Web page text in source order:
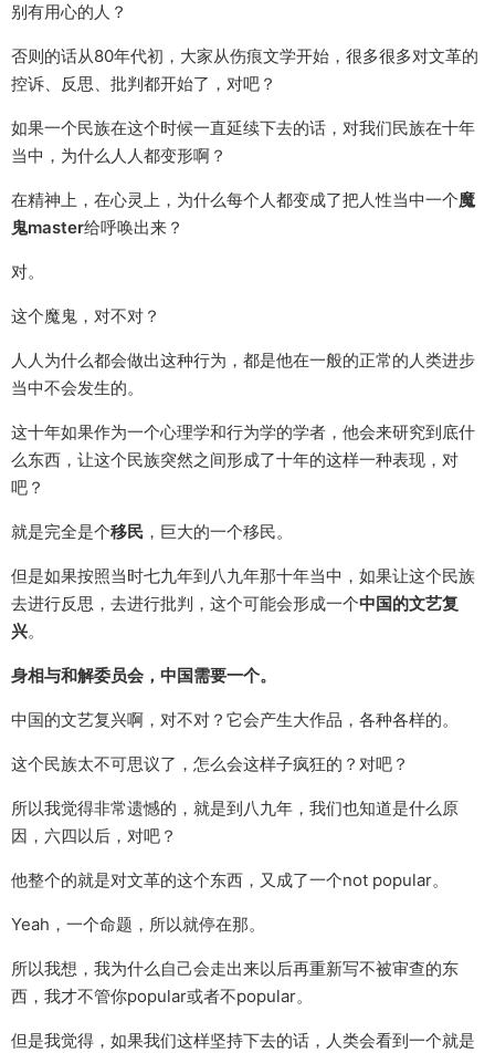
别有用心的人？
否则的话从80年代初，大家从伤痕文学开始，很多很多对文革的
控诉、反思、批判都开始了，对吧？
如果一个民族在这个时候一直延续下去的话，对我们民族在十年
当中，为什么人人都变形啊？
在精神上，在心灵上，为什么每个人都变成了把人性当中一个魔
鬼master给呼唤出来？
对。
这个魔鬼，对不对？
人人为什么都会做出这种行为，都是他在一般的正常的人类进步
当中不会发生的。
这十年如果作为一个心理学和行为学的学者，他会来研究到底什
么东西，让这个民族突然之间形成了十年的这样一种表现，对
吧？
就是完全是个移民 ，巨大的一个移民。
但是如果按照当时七九年到八九年那十年当中，如果让这个民族
去进行反思，去进行批判，这个可能会形成一个中国的文艺复
兴。
身相与和解委员会，中国需要一个。
中国的文艺复兴啊，对不对？它会产生大作品，各种各样的。
这个民族太不可思议了，怎么会这样子疯狂的？对吧？
所以我觉得非常遗憾的，就是到八九年，我们也知道是什么原
因，六四以后，对吧？
他整个的就是对文革的这个东西，又成了一个not popular。
Yeah，一个命题，所以就停在那。
所以我想，我为什么自己会走出来以后再重新写不被审查的东
西，我才不管你popular或者不popular。
但是我觉得，如果我们这样坚持下去的话，人类会看到一个就是